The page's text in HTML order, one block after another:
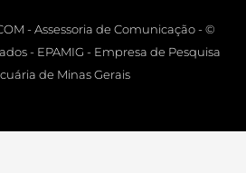
- Assessoria de Comunicação - ©
- EPAMIG - Empresa de Pesquisa
de Minas Gerais